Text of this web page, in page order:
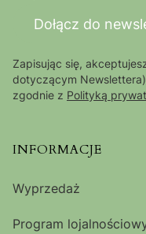
Dołącz do
Zapisując się,
dotyczącym
zgodnie z Polityką
Linki w stopce
INFORMACJE
Wyprzedaż
Program